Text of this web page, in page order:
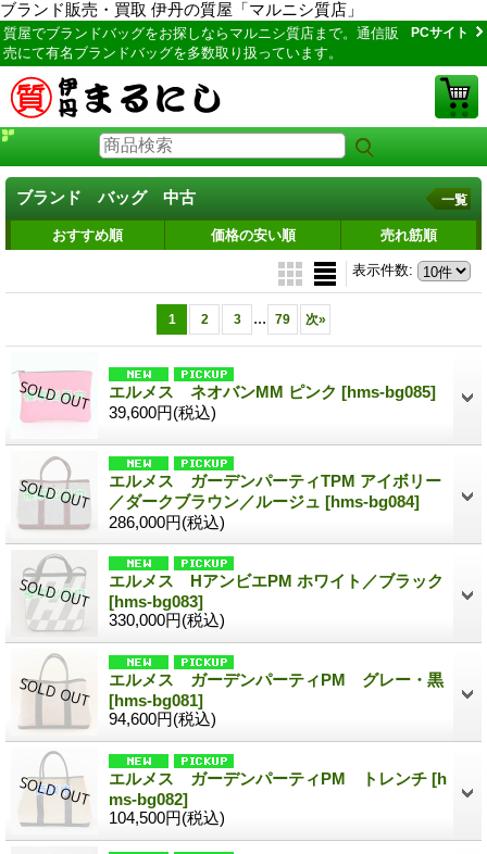
ブランド販売・買取 伊丹の質屋「マルニシ質店」
質屋でブランドバッグをお探しならマルニシ質店まで。通信販
売にて有名ブランドバッグを多数取り扱っています。
PCサイト
ブランド バッグ 中古 一覧
おすすめ順 価格の安い順 売れ筋順
表示件数:
1 2 3 ... 79 次»
エルメス ネオバンMM ピンク [hms-bg085]
39,600円(税込)
エルメス ガーデンパーティTPM アイボリー
／ダークブラウン／ルージュ [hms-bg084]
286,000円(税込)
エルメス HアンビエPM ホワイト／ブラック
[hms-bg083]
330,000円(税込)
エルメス ガーデンパーティPM グレー・黒
[hms-bg081]
94,600円(税込)
エルメス ガーデンパーティPM トレンチ [h
ms-bg082]
104,500円(税込)